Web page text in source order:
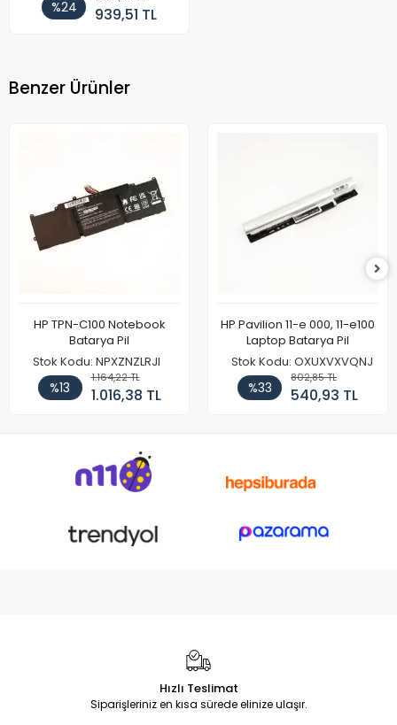
%24 939,51 TL
Benzer Ürünler
HP TPN-C100 Notebook
Batarya Pil
Stok Kodu: NPXZNZLRJI
%13
1.164,22 TL
1.016,38 TL
HP Pavilion 11-e 000, 11-e100
Laptop Batarya Pil
Stok Kodu: OXUXVXVQNJ
%33
802,85 TL
540,93 TL
Hızlı Teslimat
Siparişleriniz en kısa sürede elinize ulaşır.